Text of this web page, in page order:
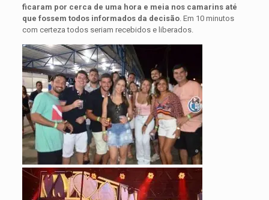
ficaram por cerca de uma hora e meia nos camarins até
que fossem todos informados da decisão. Em 10 minutos
com certeza todos seriam recebidos e liberados.